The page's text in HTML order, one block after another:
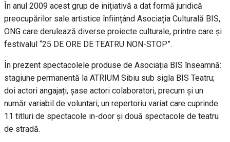
În anul 2009 acest grup de inițiativă a dat formă juridică
preocupărilor sale artistice înființând Asociația Culturală BIS,
ONG care derulează diverse proiecte culturale, printre care și
festivalul “25 DE ORE DE TEATRU NON-STOP”.
În prezent spectacolele produse de Asociația BIS înseamnă:
stagiune permanentă la ATRIUM Sibiu sub sigla BIS Teatru;
doi actori angajați, șase actori colaboratori, precum și un
număr variabil de voluntari; un repertoriu variat care cuprinde
11 titluri de spectacole in-door și două spectacole de teatru
de stradă.